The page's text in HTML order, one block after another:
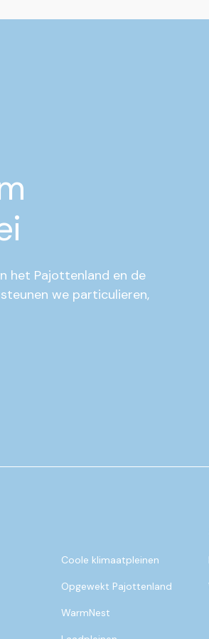
het Pajottenland en de
we particulieren,
Coole klimaatpleinen
Opgewekt Pajottenland
WarmNest